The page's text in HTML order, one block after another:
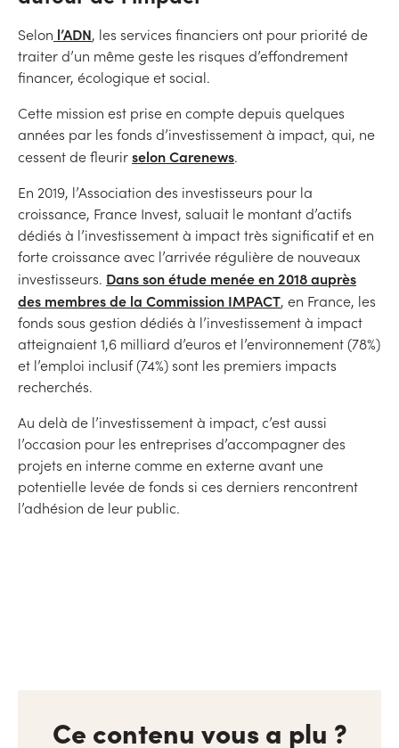
Selon l’ADN, les services financiers ont pour priorité de
traiter d’un même geste les risques d’effondrement
financer, écologique et social.
Cette mission est prise en compte depuis quelques
années par les fonds d’investissement à impact, qui, ne
cessent de fleurirselon Carenews.
En 2019, l’Association des investisseurs pour la
croissance, France Invest, saluait le montant d’actifs
dédiés à l’investissement à impact très significatif et en
forte croissance avec l’arrivée régulière de nouveaux
investisseurs. Dans son étude menée en 2018 auprès
des membres de la Commission IMPACT, en France, les
fonds sous gestion dédiés à l’investissement à impact
atteignaient 1,6 milliard d’euros et l’environnement (78%)
et l’emploi inclusif (74%) sont les premiers impacts
recherchés.
Au delà de l’investissement à impact, c’est aussi
l’occasion pour les entreprises d’accompagner des
projets en interne comme en externe avant une
potentielle levée de fonds si ces derniers rencontrent
l’adhésion de leur public.
Ce contenu vous a plu ?